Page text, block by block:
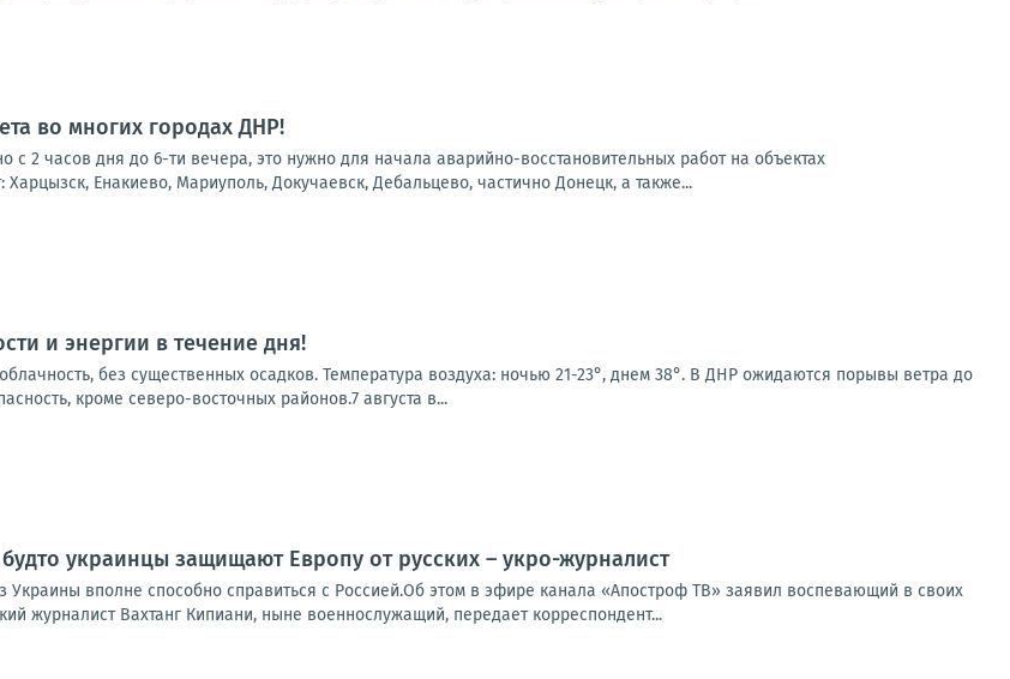
во многих городах ДНР!
с 2 часов дня до 6-ти вечера, это нужно для начала аварийно-восстановительных работ на объектах
Харцызск, Енакиево, Мариуполь, Докучаевск, Дебальцево, частично Донецк, а также...
и энергии в течение дня!
без существенных осадков. Температура воздуха: ночью 21-23°, днем 38°. В ДНР ожидаются порывы ветра до
кроме северо-восточных районов.7 августа в...
украинцы защищают Европу от русских – укро-журналист
Украины вполне способно справиться с Россией.Об этом в эфире канала «Апостроф ТВ» заявил воспевающий в своих
журналист Вахтанг Кипиани, ныне военнослужащий, передает корреспондент...